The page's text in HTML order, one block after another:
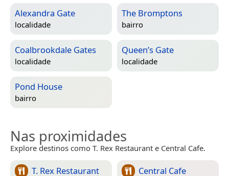
Alexandra Gate
localidade
The Bromptons
bairro
Coalbrookdale Gates
localidade
Queen’s Gate
localidade
Pond House
bairro
Nas proximidades
Explore destinos como T. Rex Restaurant e Central Cafe.
T. Rex Restaurant Central Cafe